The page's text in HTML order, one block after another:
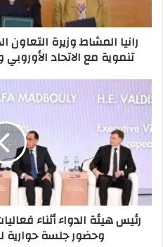
تنموية مع الاتحاد
رئيس هيئة الدواء أثناء
وحضور جلسة حوارية